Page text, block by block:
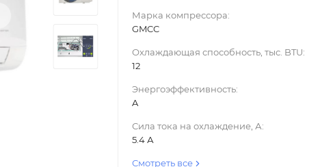
Марка компрессора:
GMCC
Охлаждающая способность, тыс. BTU:
12
Энергоэффективность:
A
Сила тока на охлаждение, А:
5.4 А
Смотреть все